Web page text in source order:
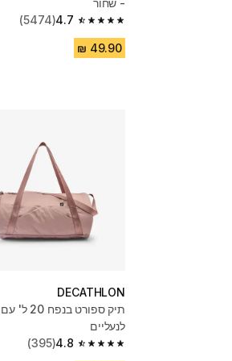
- שחור
4.7
4.7 out of 5 stars from 5474 reviews
(5474)
DECATHLON
תיק ספורט
לנעליים
4.8
4.8 out of 5 stars from 395 reviews
(395)